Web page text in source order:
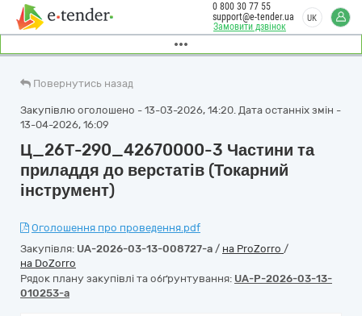
Замовити дзвінок
0 800 30 77 55
support@e-tender.ua
UK
Повернутись назад
Закупівлю оголошено - 13-03-2026, 14:20. Дата останніх змін -
13-04-2026, 16:09
Ц_26Т-290_42670000-3 Частини та
приладдя до верстатів (Токарний
інструмент)
Оголошення про проведення.pdf
Закупівля: UA-2026-03-13-008727-a / на ProZorro /
на DoZorro
Рядок плану закупівлі та обґрунтування: UA-P-2026-03-13-
010253-a